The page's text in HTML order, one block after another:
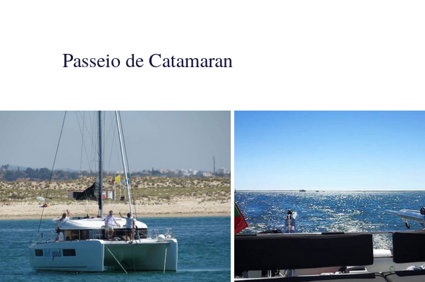
Passeio de Catamaran